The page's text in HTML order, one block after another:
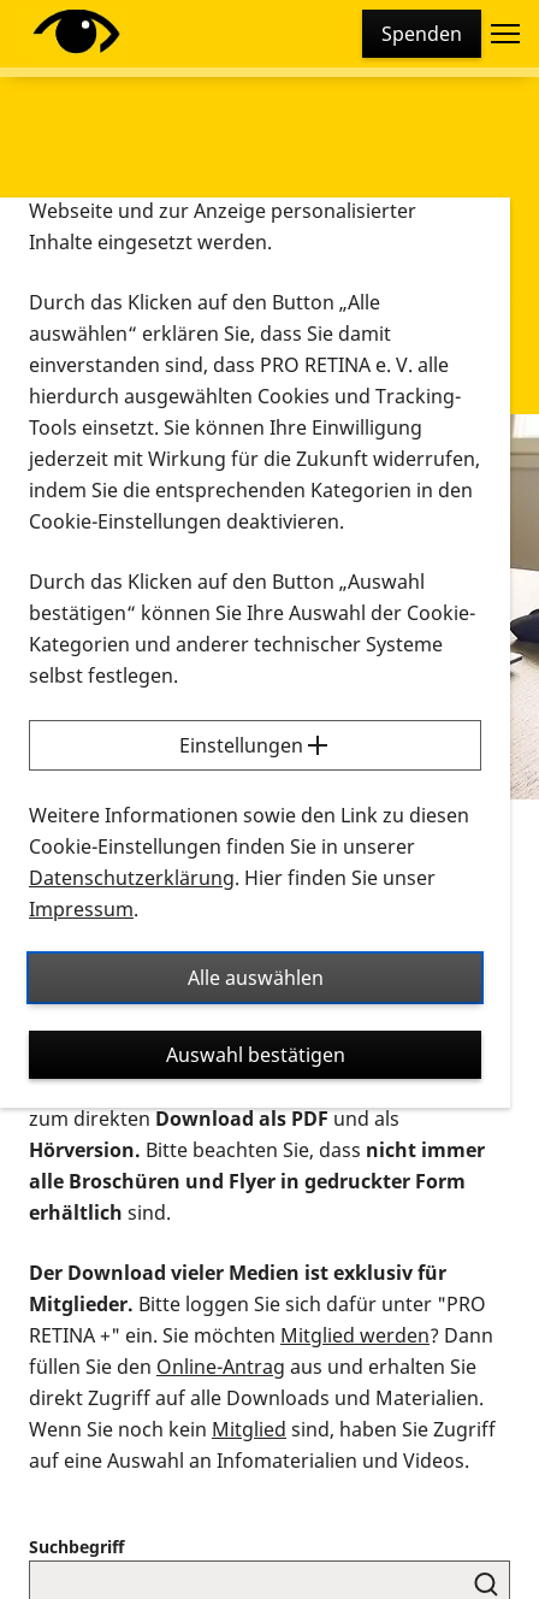
Spenden
Infomaterial
Infomaterial
Vorlesen
Alle Infomaterialien in verschiedenen
Formaten an einem Ort
Sie möchten wissen, wie Sie nach Infonmaterial
suchen und dieses bestellen bzw. herunterladen
können? Schauen Sie sich dieErklärvideos zum
Thema Infomaterial auf der PRO RETINA-Website
für blinde und sehbehinderte Menschen an.
Auf dieser Seite finden Sie sämtliches Infomaterial
Ort. Nutzen Sie den Formatfilter, um ausschließlich
nach Flyern und Broschüren, Audios oder Videos zu
suchen. Die meisten Flyer und Broschüren werden in
verschiedenen Formaten angeboten: zur
postalischen Bestellung als gedruckte Variante
zum direktenDownload als PDFund als
Hörversion. Bitte beachten Sie, dass nicht immer
alle Broschüren und Flyer in gedruckter Form
erhältlich sind.
Der Download vieler Medien ist exklusiv für
Mitglieder. Bitte loggen Sie sich dafür unter "PRO
RETINA +" ein. Sie möchten Mitglied werden? Dann
füllen Sie den Online-Antrag aus und erhalten Sie
direkt Zugriff auf alle Downloads und Materialien.
Wenn Sie noch kein Mitglied sind, haben Sie Zugriff
auf eine Auswahl an Infomaterialien und Videos.
Suchbegriff
Diese Webseite setzt verschiedene Cookies und
Tracking-Tools ein. Dies beinhaltet Cookies und
Webseite und zur Anzeige personalisierter
Inhalte eingesetzt werden.
Durch das Klicken auf den Button „Alle
auswählen“ erklären Sie, dass Sie damit
einverstanden sind, dass PRO RETINA e. V. alle
hierdurch ausgewählten Cookies und Tracking-
Tools einsetzt. Sie können Ihre Einwilligung
jederzeit mit Wirkung für die Zukunft widerrufen,
indem Sie die entsprechenden Kategorien in den
Cookie-Einstellungen deaktivieren.
Durch das Klicken auf den Button „Auswahl
bestätigen“ können Sie Ihre Auswahl der Cookie-
Kategorien und anderer technischer Systeme
selbst festlegen.
Einstellungen
Weitere Informationen sowie den Link zu diesen
Cookie-Einstellungen finden Sie in unserer
Datenschutzerklärung. Hier finden Sie unser
Impressum.
Alle auswählen
Auswahl bestätigen